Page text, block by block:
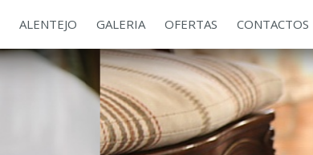
ALENTEJO GALERIA OFERTAS CONTACTOS